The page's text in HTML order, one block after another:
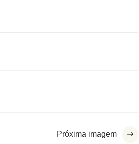
Próxima imagem